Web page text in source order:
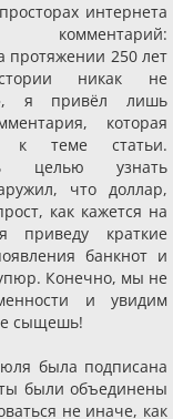
интернета
комментарий:
протяжении 250 лет
никак не
я привёл лишь
которая
к теме статьи.
целью узнать
что доллар,
как кажется на
краткие
банкнот и
Конечно, мы не
и увидим
сыщешь!
была подписана
были объединены
не иначе, как